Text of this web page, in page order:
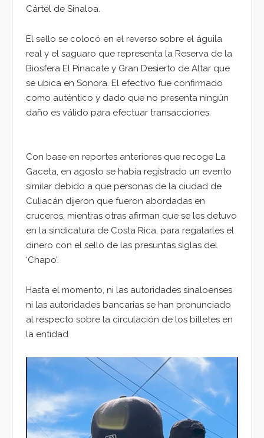
Cártel de Sinaloa.
El sello se colocó en el reverso sobre el águila
real y el saguaro que representa la Reserva de la
Biosfera El Pinacate y Gran Desierto de Altar que
se ubica en Sonora. El efectivo fue confirmado
como auténtico y dado que no presenta ningún
daño es válido para efectuar transacciones.
Con base en reportes anteriores que recoge La
Gaceta, en agosto se había registrado un evento
similar debido a que personas de la ciudad de
Culiacán dijeron que fueron abordadas en
cruceros, mientras otras afirman que se les detuvo
en la sindicatura de Costa Rica, para regalarles el
dinero con el sello de las presuntas siglas del
‘Chapo’.
Hasta el momento, ni las autoridades sinaloenses
ni las autoridades bancarias se han pronunciado
al respecto sobre la circulación de los billetes en
la entidad
Reproductor
vídeo